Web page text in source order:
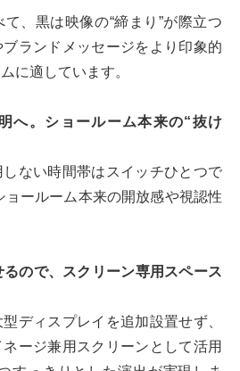
、黒は映像の“締まり”が際立つ
ランドメッセージをより印象的
に適しています。
へ。ショールーム本来の“抜け
ない時間帯はスイッチひとつで
ールーム本来の開放感や視認性
ので、スクリーン専用スペース
ディスプレイを追加設置せず、
ージ兼用スクリーンとして活用